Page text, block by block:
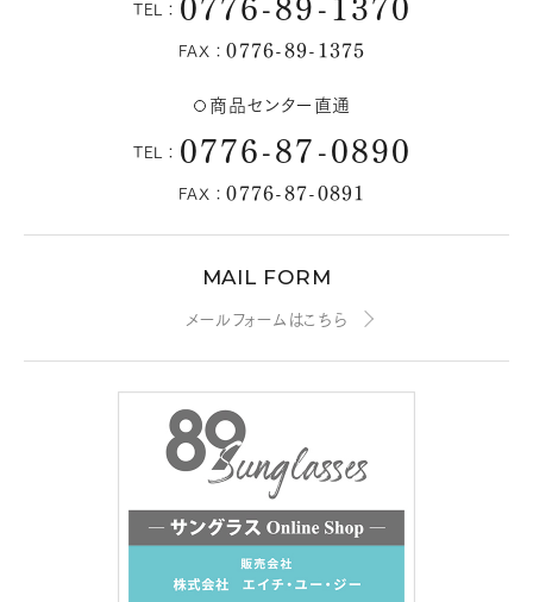
TEL：
FAX：0776-89-1375
商品センター直通
TEL： 0776-87-0890
FAX：0776-87-0891
MAIL FORM
メールフォームはこちら